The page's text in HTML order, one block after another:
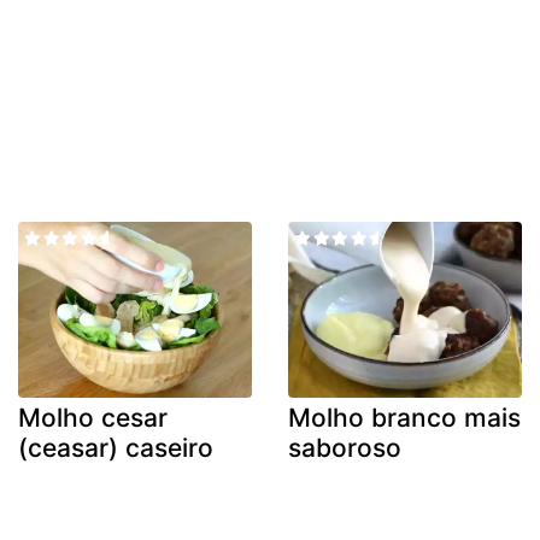
Molho cesar
(ceasar) caseiro
Molho branco mais
saboroso